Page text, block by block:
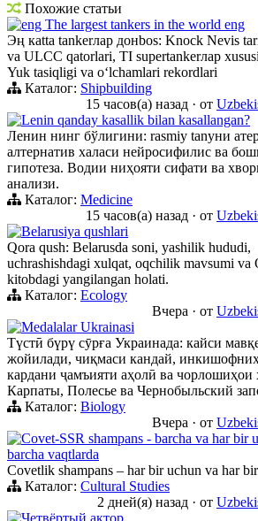
Похожие статьи
eng The largest tankers in the world eng
Эң кatta tankerлар донbos: Knock Nevis
va ULCC qatorlari, TI supertankerлар
Yuk tasiqligi va oʻlchamlari rekordlari
Каталог: Shipbuilding
15 часов(а) назад · от
Lenin qanday kasallik bilan kasallangan?
Ленин нинг бўлигини: rasmiy tanуни
алтернатив халаси нейросифилис ва
гипотеза. Водии ниҳояти сифати ва
анализи.
Каталог: Medicine
15 часов(а) назад · от
Belarusiya qushlari
Qora qush: Belarusda soni, yashilik hududi,
uchrashishdagi xulqat, oqchilik mavsumi va
kitobdagi yangilangan holati.
Каталог: Ecology
Вчера · от
Medalalar Ukrainasi
Түстӣ бүрү сӯрға Украинада: кайси
жойилади, чиқмаси кандай,
кардани ҷамъияти аҳолӣ ва чорлошиҳои
Карпаты, Полесье ва Чернобыльский
Каталог: Biology
Вчера · от
Сovet-SSR shampans - barcha va har bir
barcha vaqtlarda
Сovetlik shampans – har bir uchun va har
Каталог: Cultural Studies
2 дней(я) назад · от